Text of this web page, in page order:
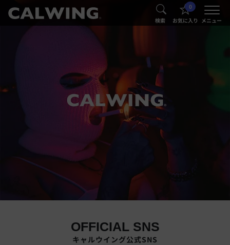
® 検索
0
お気に入り メニュー
®
OFFICIAL SNS
キャルウイング公式SNS